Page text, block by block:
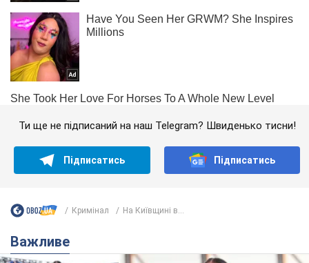
Ти ще не підписаний на наш Telegram? Швиденько тисни!
Підписатись Підписатись
Кримінал На Київщині в...
Важливе